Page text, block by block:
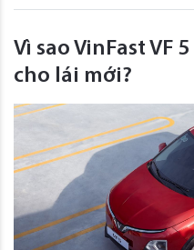
Vì sao VinFast VF
cho lái mới?